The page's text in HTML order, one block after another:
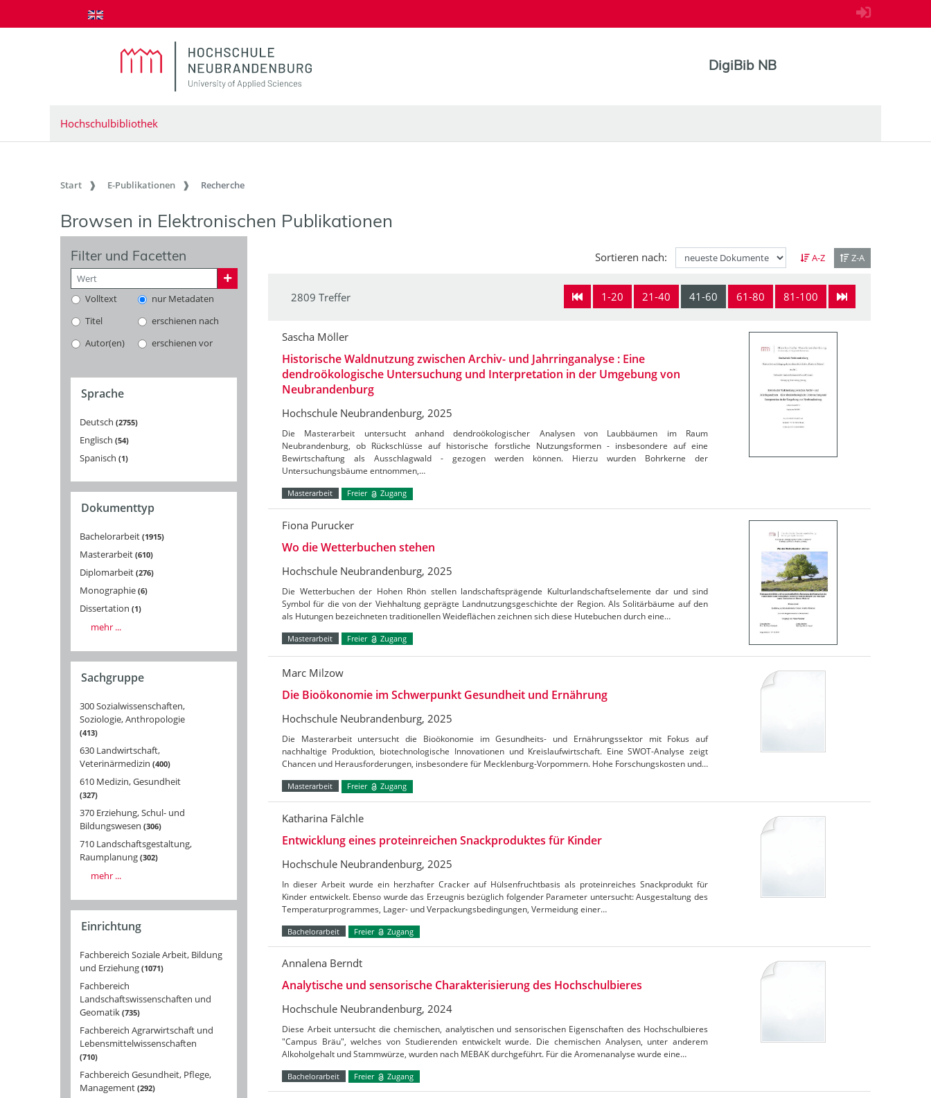
zum Inhalt springen
DigiBib NB
Hochschulbibliothek
Start E-Publikationen Recherche
Browsen in Elektronischen Publikationen
Filter und Facetten
Volltext
nur Metadaten
Titel
erschienen nach
Autor(en)
erschienen vor
Sprache
Deutsch 2755
Englisch 54
Spanisch 1
Dokumenttyp
Bachelorarbeit 1915
Masterarbeit 610
Diplomarbeit 276
Monographie 6
Dissertation 1
mehr ...
Sachgruppe
300 Sozialwissenschaften,
Soziologie, Anthropologie
413
630 Landwirtschaft,
Veterinärmedizin 400
610 Medizin, Gesundheit
327
370 Erziehung, Schul- und
Bildungswesen 306
710 Landschaftsgestaltung,
Raumplanung 302
mehr ...
Einrichtung
Fachbereich Soziale Arbeit, Bildung
und Erziehung 1071
Fachbereich
Landschaftswissenschaften und
Geomatik 735
Fachbereich Agrarwirtschaft und
Lebensmittelwissenschaften
710
Fachbereich Gesundheit, Pflege,
Management 292
Sortieren nach: A-Z Z-A
1-20 21-40 41-60 61-80 81-100
2809 Treffer
Sascha Möller
Historische Waldnutzung zwischen Archiv- und Jahrringanalyse : Eine
dendroökologische Untersuchung und Interpretation in der Umgebung von
Neubrandenburg
Hochschule Neubrandenburg, 2025
Die Masterarbeit untersucht anhand dendroökologischer Analysen von Laubbäumen im Raum
Neubrandenburg, ob Rückschlüsse auf historische forstliche Nutzungsformen - insbesondere auf eine
Bewirtschaftung als Ausschlagwald - gezogen werden können. Hierzu wurden Bohrkerne der
Untersuchungsbäume entnommen,…
Masterarbeit Freier Zugang
Fiona Purucker
Wo die Wetterbuchen stehen
Hochschule Neubrandenburg, 2025
Die Wetterbuchen der Hohen Rhön stellen landschaftsprägende Kulturlandschaftselemente dar und sind
Symbol für die von der Viehhaltung geprägte Landnutzungsgeschichte der Region. Als Solitärbäume auf den
als Hutungen bezeichneten traditionellen Weideflächen zeichnen sich diese Hutebuchen durch eine…
Masterarbeit Freier Zugang
Marc Milzow
Die Bioökonomie im Schwerpunkt Gesundheit und Ernährung
Hochschule Neubrandenburg, 2025
Die Masterarbeit untersucht die Bioökonomie im Gesundheits- und Ernährungssektor mit Fokus auf
nachhaltige Produktion, biotechnologische Innovationen und Kreislaufwirtschaft. Eine SWOT-Analyse zeigt
Chancen und Herausforderungen, insbesondere für Mecklenburg-Vorpommern. Hohe Forschungskosten und…
Masterarbeit Freier Zugang
Katharina Fälchle
Entwicklung eines proteinreichen Snackproduktes für Kinder
Hochschule Neubrandenburg, 2025
In dieser Arbeit wurde ein herzhafter Cracker auf Hülsenfruchtbasis als proteinreiches Snackprodukt für
Kinder entwickelt. Ebenso wurde das Erzeugnis bezüglich folgender Parameter untersucht: Ausgestaltung des
Temperaturprogrammes, Lager- und Verpackungsbedingungen, Vermeidung einer…
Bachelorarbeit Freier Zugang
Annalena Berndt
Analytische und sensorische Charakterisierung des Hochschulbieres
Hochschule Neubrandenburg, 2024
Diese Arbeit untersucht die chemischen, analytischen und sensorischen Eigenschaften des Hochschulbieres
"Campus Bräu", welches von Studierenden entwickelt wurde. Die chemischen Analysen, unter anderem
Alkoholgehalt und Stammwürze, wurden nach MEBAK durchgeführt. Für die Aromenanalyse wurde eine…
Bachelorarbeit Freier Zugang